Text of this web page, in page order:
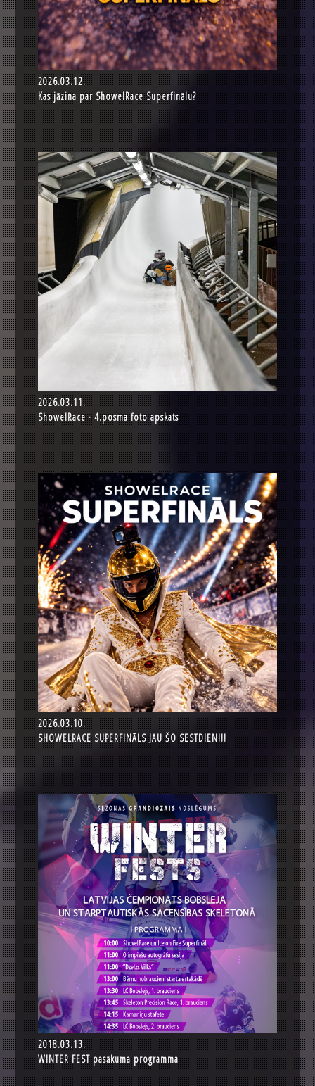
2026.03.12.
Kas jāzina par ShowelRace Superfinālu?
2026.03.11.
ShowelRace · 4.posma foto apskats
2026.03.10.
SHOWELRACE SUPERFINĀLS JAU ŠO SESTDIEN!!!
2018.03.13.
WINTER FEST pasākuma programma